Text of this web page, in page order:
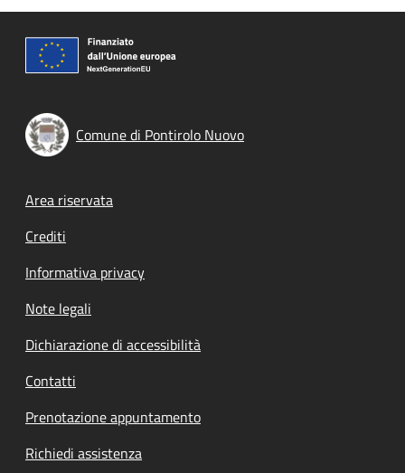
Comune di Pontirolo Nuovo
Footer menu
Area riservata
Crediti
Informativa privacy
Note legali
Dichiarazione di accessibilità
Contatti
Prenotazione appuntamento
Richiedi assistenza